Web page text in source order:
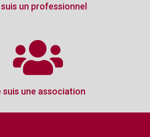
un professionnel
suis une association